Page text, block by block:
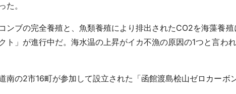
。
ンブの完全養殖と、魚類養殖により排出されたCO2を海藻養
ト」が進行中だ。海水温の上昇がイカ不漁の原因の1つと言わ
南の2市16町が参加して設立された「函館渡島桧山ゼロカーボ